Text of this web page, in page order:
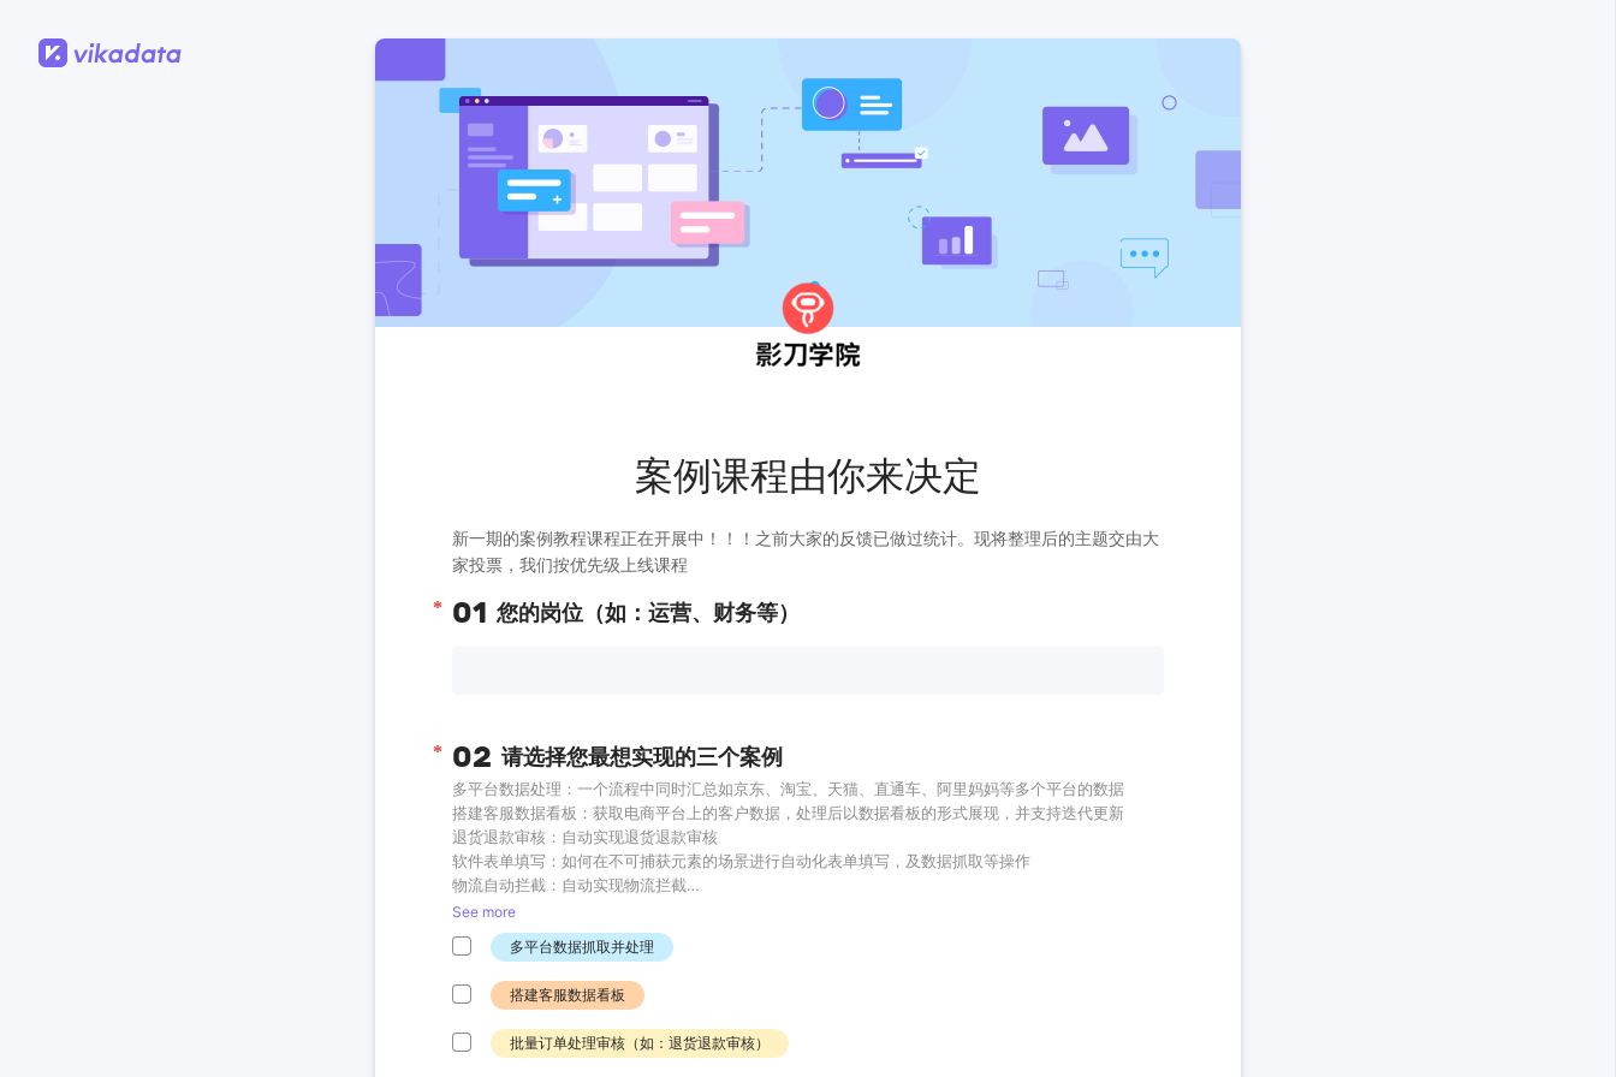
案例课程由你来决定
新一期的案例教程课程正在开展中！！！之前大家的反馈已做过统计。现将整理后的主题交由大
家投票，我们按优先级上线课程
01 您的岗位（如：运营、财务等）
02 请选择您最想实现的三个案例
多平台数据处理：一个流程中同时汇总如京东、淘宝、天猫、直通车、阿里妈妈等多个平台的数据
搭建客服数据看板：获取电商平台上的客户数据，处理后以数据看板的形式展现，并支持迭代更新
退货退款审核：自动实现退货退款审核
软件表单填写：如何在不可捕获元素的场景进行自动化表单填写，及数据抓取等操作
物流自动拦截：自动实现物流拦截
批量订单处理审核：自定义配置条件，配置后实现批量订单处理及审核功能
跨境电商案例：如订单处理，具体需求待定
私域的自动化应用：微信自动发消息、自动回复、SOP流程自动运转等
群控多台手机场景：如20台手机同步定时发送朋友圈
See more
多平台数据抓取并处理
搭建客服数据看板
批量订单处理审核（如：退货退款审核）